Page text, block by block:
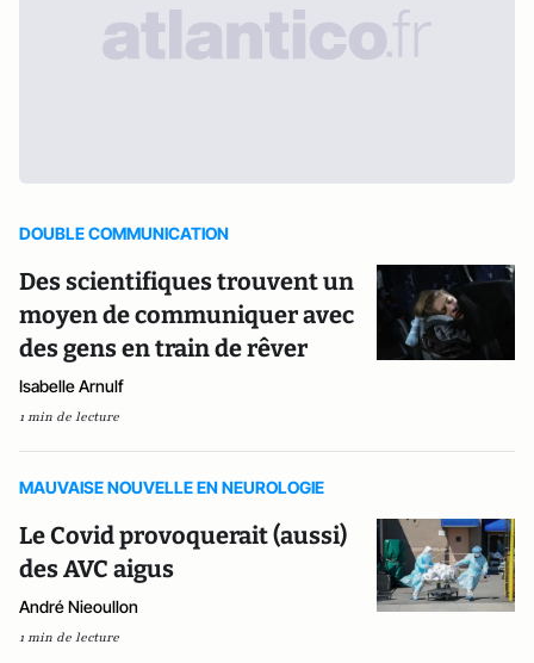
DOUBLE COMMUNICATION
Des scientifiques trouvent un
moyen de communiquer avec
des gens en train de rêver
Isabelle Arnulf
1 min de lecture
MAUVAISE NOUVELLE EN NEUROLOGIE
Le Covid provoquerait (aussi)
des AVC aigus
André Nieoullon
1 min de lecture